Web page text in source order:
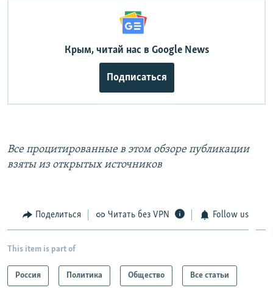
Крым, читай нас в Google News
Подписаться
Все процитированные в этом обзоре публикации
взяты из открытых источников
Поделиться Читать без VPN Follow us
This item is part of
Россия Политика Общество Все статьи